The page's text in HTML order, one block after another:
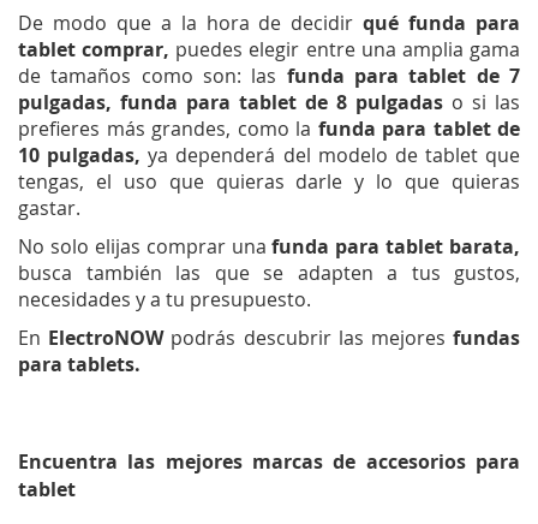
De modo que a la hora de decidirqué funda para
tablet comprar, puedes elegir entre una amplia gama
de tamaños como son: las funda para tablet de 7
pulgadas, funda para tablet de 8 pulgadas o si las
prefieres más grandes, como la funda para tablet de
10 pulgadas, ya dependerá del modelo de tablet que
tengas, el uso que quieras darle y lo que quieras
gastar.
No solo elijas comprar unafunda para tablet barata,
busca también las que se adapten a tus gustos,
necesidades y a tu presupuesto.
En ElectroNOW podrás descubrir las mejoresfundas
para tablets.
Encuentra las mejores marcas de accesorios para
tablet